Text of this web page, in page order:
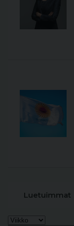
Luetuimmat